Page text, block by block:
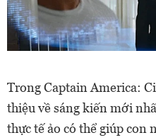
Trong Captain America:
thiệu về sáng kiến mới
thực tế ảo có thể giúp con